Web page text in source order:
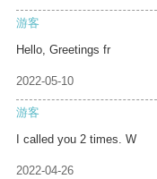
游客
Hello, Greetings fr
2022-05-10
游客
I called you 2 times. W
2022-04-26